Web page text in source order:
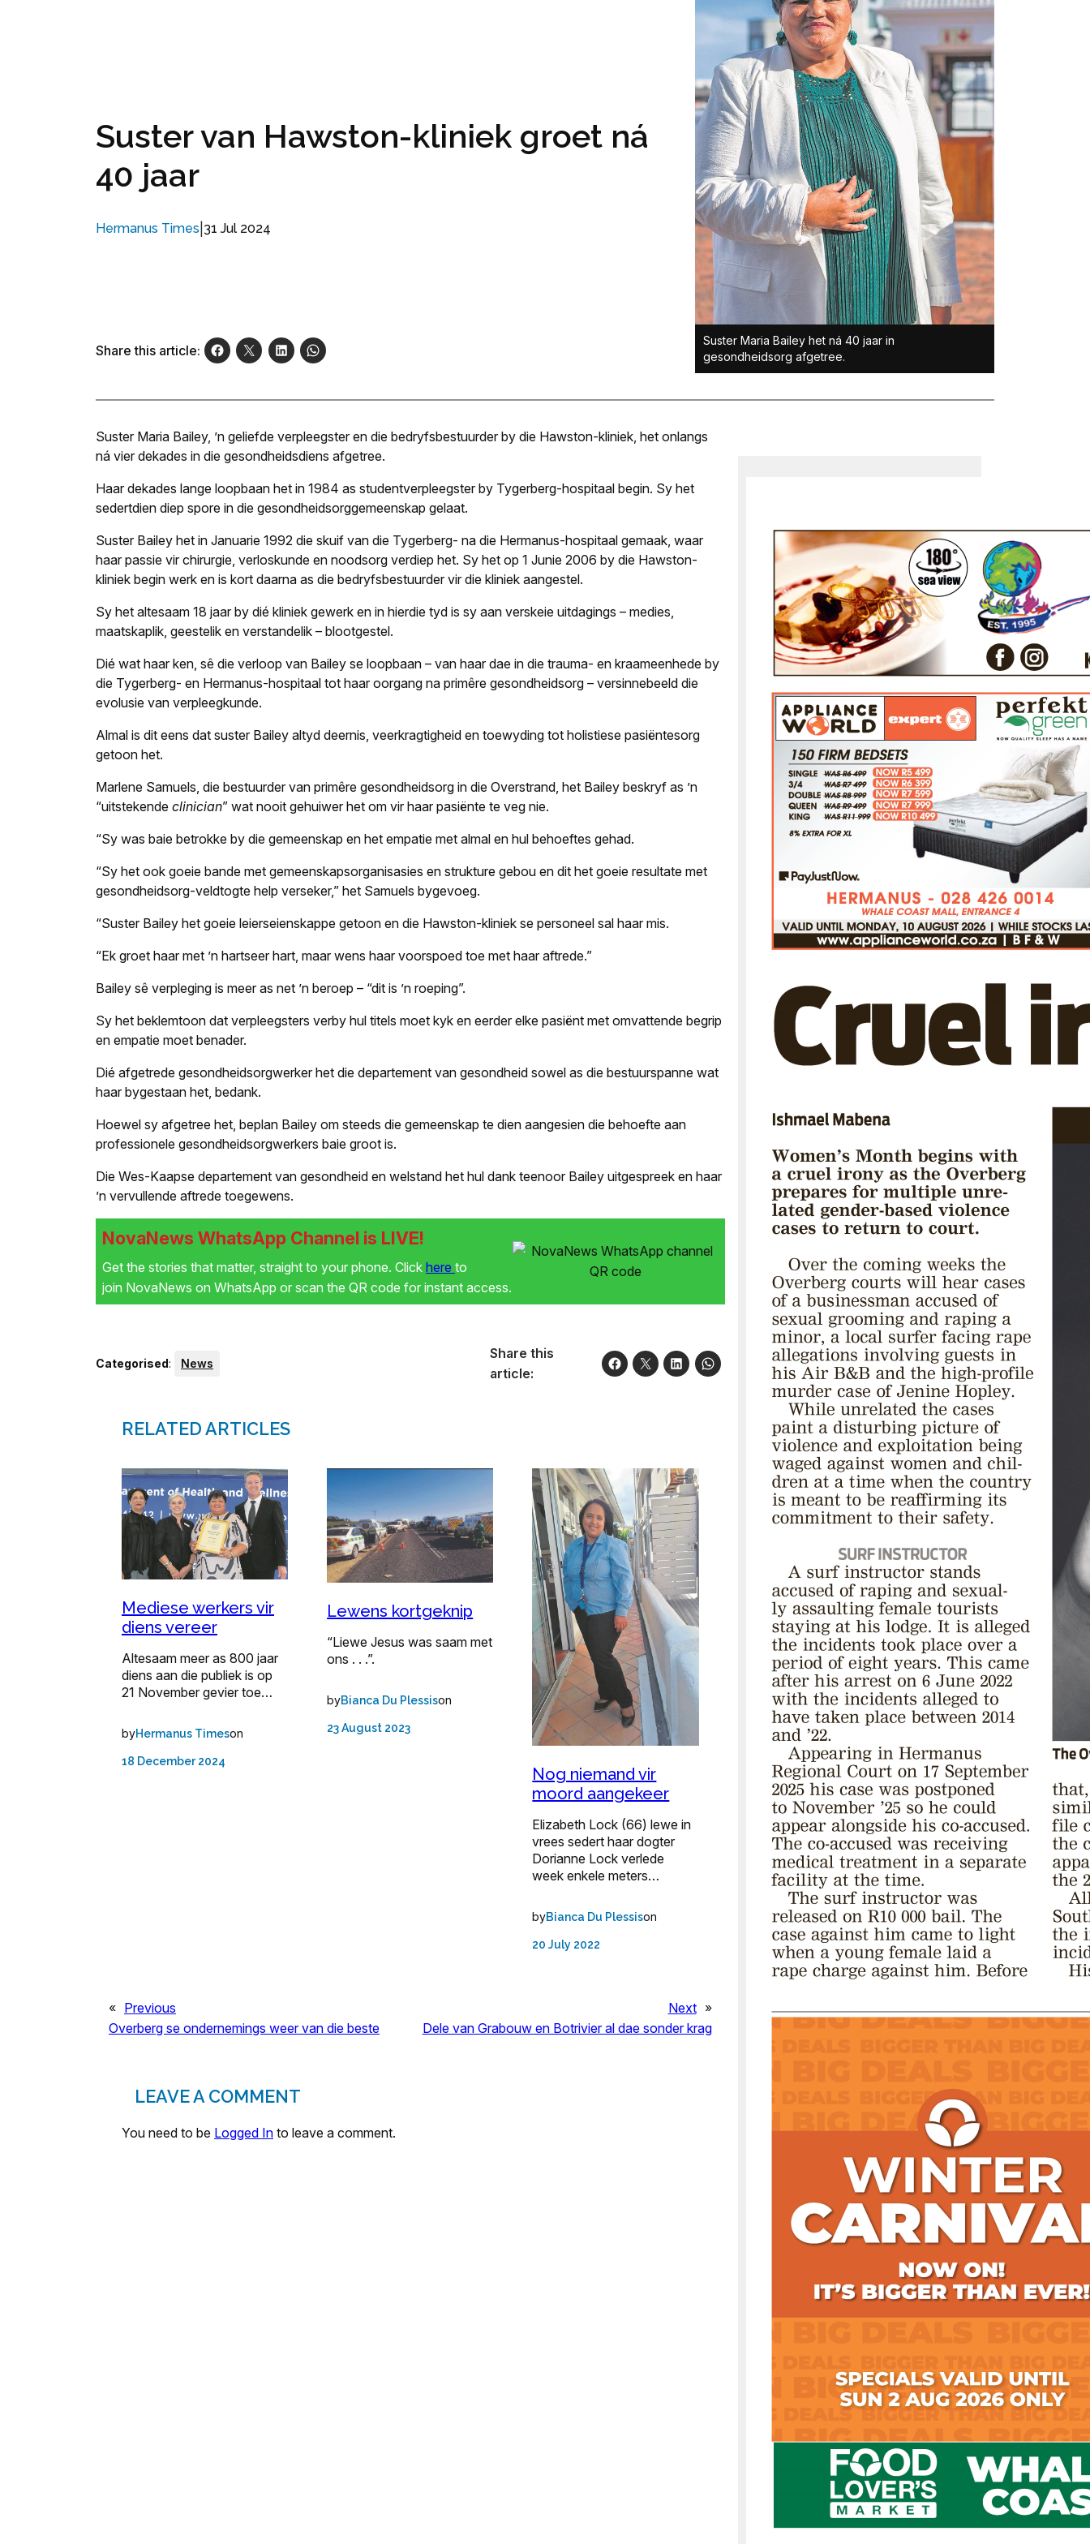
Suster van Hawston-kliniek groet ná
40 jaar
Hermanus Times 31 Jul 2024
Share this article:
Suster Maria Bailey het ná 40 jaar in
gesondheidsorg afgetree.
Suster Maria Bailey, ’n geliefde verpleegster en die bedryfsbestuur­der by die Hawston-kliniek, het onlangs
ná vier dekades in die gesondheidsdiens afgetree.
Haar dekades lange loopbaan het in 1984 as studentverpleegster by Tygerberg-hospitaal begin. Sy het
sedertdien diep spore in die gesondheidsorggemeenskap gelaat.
Suster Bailey het in Januarie 1992 die skuif van die Tygerberg- na die Hermanus-hospitaal gemaak, waar
haar passie vir chirurgie, verloskunde en noodsorg verdiep het. Sy het op 1 Junie 2006 by die Hawston-
kliniek begin werk en is kort daarna as die bedryfsbestuurder vir die kliniek aangestel.
Sy het altesaam 18 jaar by dié kliniek gewerk en in hierdie tyd is sy aan verskeie uitdagings – medies,
maatskaplik, geestelik en verstandelik – blootgestel.
Dié wat haar ken, sê die verloop van Bailey se loopbaan – van haar dae in die trauma- en kraameenhede by
die Tygerberg- en Hermanus-hospitaal tot haar oorgang na primêre gesondheidsorg – versinnebeeld die
evolusie van verpleegkunde.
Almal is dit eens dat suster Bailey altyd deernis, veerkragtigheid en toewyding tot holistiese pasiëntesorg
getoon het.
Marlene Samuels, die bestuurder van primêre gesondheidsorg in die Overstrand, het Bailey beskryf as ’n
“uitstekende clinician” wat nooit gehuiwer het om vir haar pasiënte te veg nie.
“Sy was baie betrokke by die gemeenskap en het empatie met almal en hul behoeftes gehad.
“Sy het ook goeie bande met gemeenskapsorganisasies en strukture gebou en dit het goeie resultate met
gesondheidsorg-veldtogte help verseker,” het Samuels bygevoeg.
“Suster Bailey het goeie leierseienskappe getoon en die Hawston-kliniek se personeel sal haar mis.
“Ek groet haar met ’n hartseer hart, maar wens haar voorspoed toe met haar aftrede.”
Bailey sê verpleging is meer as net ’n beroep – “dit is ’n roeping”.
Sy het beklemtoon dat verpleegsters verby hul titels moet kyk en eerder elke pasiënt met omvattende begrip
en empatie moet benader.
Dié afgetrede gesondheidsorgwerker het die departement van gesondheid sowel as die bestuurspanne wat
haar bygestaan het, bedank.
Hoewel sy afgetree het, beplan Bailey om steeds die gemeenskap te dien aangesien die behoefte aan
professionele gesondheidsorgwerkers baie groot is.
Die Wes-Kaapse departement van gesondheid en welstand het hul dank teenoor Bailey uitgespreek en haar
’n vervullende aftrede toegewens.
NovaNews WhatsApp Channel is LIVE!
Get the stories that matter, straight to your phone. Click here to
join NovaNews on WhatsApp or scan the QR code for instant access.
Categorised: News
Share this
article:
RELATED ARTICLES
Mediese werkers vir
diens vereer
Altesaam meer as 800 jaar
diens aan die publiek is op
21 November gevier toe…
byHermanus Timeson
18 December 2024
Lewens kortgeknip
“Liewe Jesus was saam met
ons . . .”.
byBianca Du Plessison
23 August 2023
Nog niemand vir
moord aangekeer
Elizabeth Lock (66) lewe in
vrees sedert haar dogter
Dorianne Lock verlede
week enkele meters…
byBianca Du Plessison
20 July 2022
« Previous
Overberg se ondernemings weer van die beste
Next »
Dele van Grabouw en Botrivier al dae sonder krag
LEAVE A COMMENT
You need to be Logged In to leave a comment.